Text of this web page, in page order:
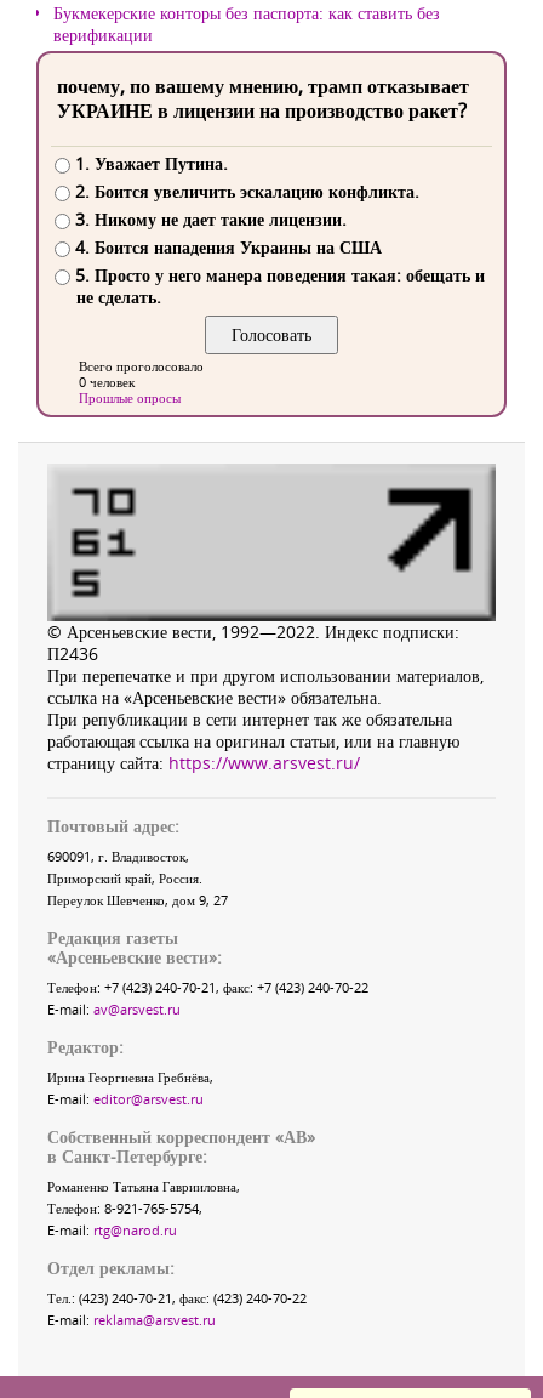
Букмекерские конторы без паспорта: как ставить без
верификации
почему, по вашему мнению, трамп отказывает
УКРАИНЕ в лицензии на производство ракет?
1. Уважает Путина.
2. Боится увеличить эскалацию конфликта.
3. Никому не дает такие лицензии.
4. Боится нападения Украины на США
5. Просто у него манера поведения такая: обещать и
не сделать.
Всего проголосовало
0 человек
Прошлые опросы
© Арсеньевские вести, 1992—2022. Индекс подписки:
П2436
При перепечатке и при другом использовании материалов,
ссылка на «Арсеньевские вести» обязательна.
При републикации в сети интернет так же обязательна
работающая ссылка на оригинал статьи, или на главную
страницу сайта: https://www.arsvest.ru/
Почтовый адрес:
690091, г. Владивосток,
Приморский край, Россия
Переулок Шевченко, дом 9, 27
Редакция газеты
«Арсеньевские вести»:
Телефон: +7 (423) 240-70-21, факс: +7 (423) 240-70-22
E-mail: av@arsvest.ru
Редактор:
Ирина Георгиевна Гребнёва,
E-mail: editor@arsvest.ru
Собственный корреспондент «АВ»
в Санкт-Петербурге:
Романенко Татьяна Гаврииловна,
Телефон: 8-921-765-5754,
E-mail: rtg@narod.ru
Отдел рекламы:
Тел.: (423) 240-70-21, факс: (423) 240-70-22
E-mail: reklama@arsvest.ru